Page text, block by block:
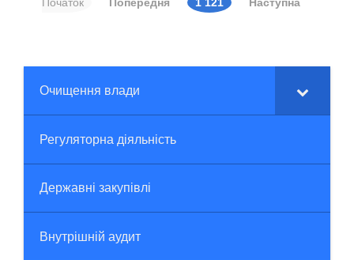
Очищення влади
Регуляторна діяльність
Державні закупівлі
Внутрішній аудит